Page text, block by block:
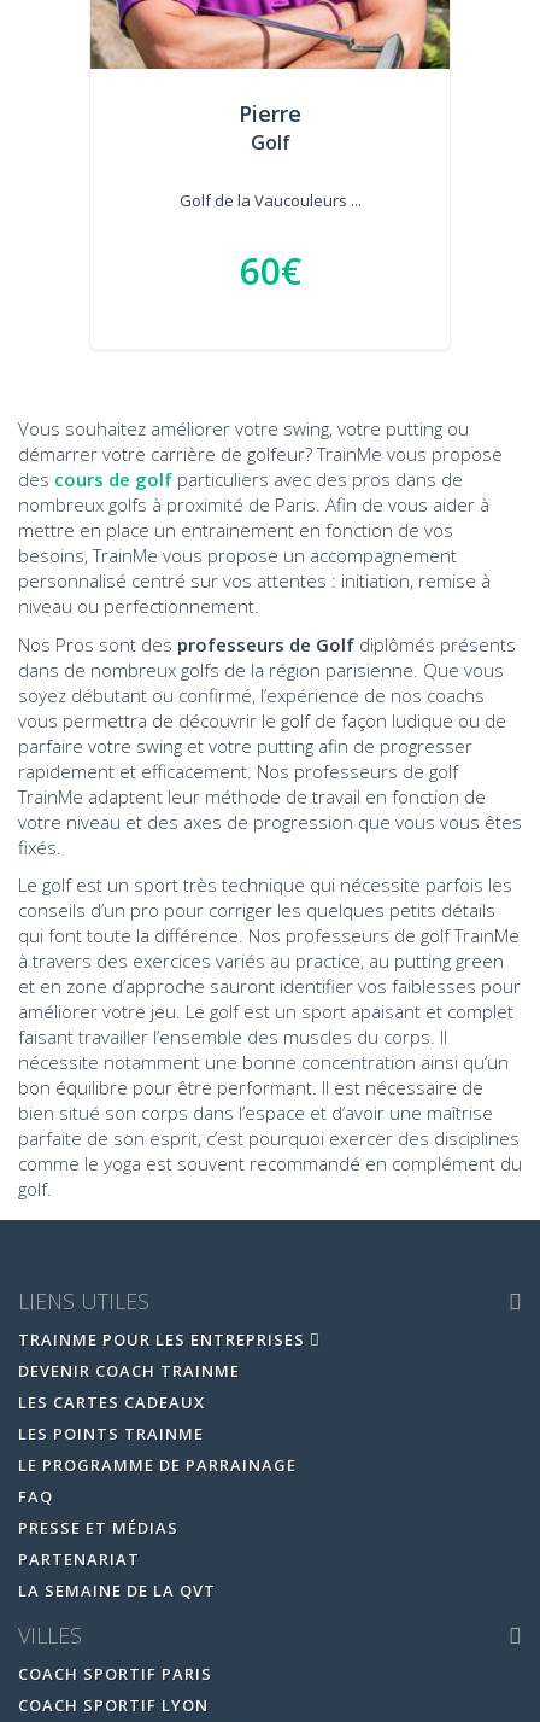
Pierre
Golf
Golf de la Vaucouleurs ...
60€
Vous souhaitez améliorer votre swing, votre putting ou
démarrer votre carrière de golfeur? TrainMe vous propose
des cours de golf particuliers avec des pros dans de
nombreux golfs à proximité de Paris. Afin de vous aider à
mettre en place un entrainement en fonction de vos
besoins, TrainMe vous propose un accompagnement
personnalisé centré sur vos attentes : initiation, remise à
niveau ou perfectionnement.
Nos Pros sont des professeurs de Golf diplômés présents
dans de nombreux golfs de la région parisienne. Que vous
soyez débutant ou confirmé, l’expérience de nos coachs
vous permettra de découvrir le golf de façon ludique ou de
parfaire votre swing et votre putting afin de progresser
rapidement et efficacement. Nos professeurs de golf
TrainMe adaptent leur méthode de travail en fonction de
votre niveau et des axes de progression que vous vous êtes
fixés.
Le golf est un sport très technique qui nécessite parfois les
conseils d’un pro pour corriger les quelques petits détails
qui font toute la différence. Nos professeurs de golf TrainMe
à travers des exercices variés au practice, au putting green
et en zone d’approche sauront identifier vos faiblesses pour
améliorer votre jeu. Le golf est un sport apaisant et complet
faisant travailler l’ensemble des muscles du corps. Il
nécessite notamment une bonne concentration ainsi qu’un
bon équilibre pour être performant. Il est nécessaire de
bien situé son corps dans l’espace et d’avoir une maîtrise
parfaite de son esprit, c’est pourquoi exercer des disciplines
comme le yoga est souvent recommandé en complément du
golf.
LIENS UTILES
TRAINME POUR LES ENTREPRISES
DEVENIR COACH TRAINME
LES CARTES CADEAUX
LES POINTS TRAINME
LE PROGRAMME DE PARRAINAGE
FAQ
PRESSE ET MÉDIAS
PARTENARIAT
LA SEMAINE DE LA QVT
VILLES
COACH SPORTIF PARIS
COACH SPORTIF LYON